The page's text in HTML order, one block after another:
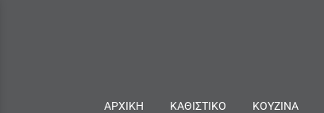
ΑΡΧΙΚΗ ΚΑΘΙΣΤΙΚΟ ΚΟΥΖΙΝΑ